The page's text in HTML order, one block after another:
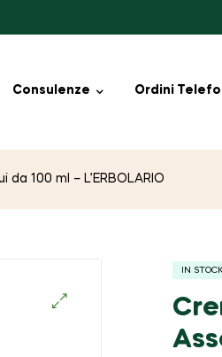
Consulenze Ordini
100 ml – L’ERBOLARIO
IN STOCK